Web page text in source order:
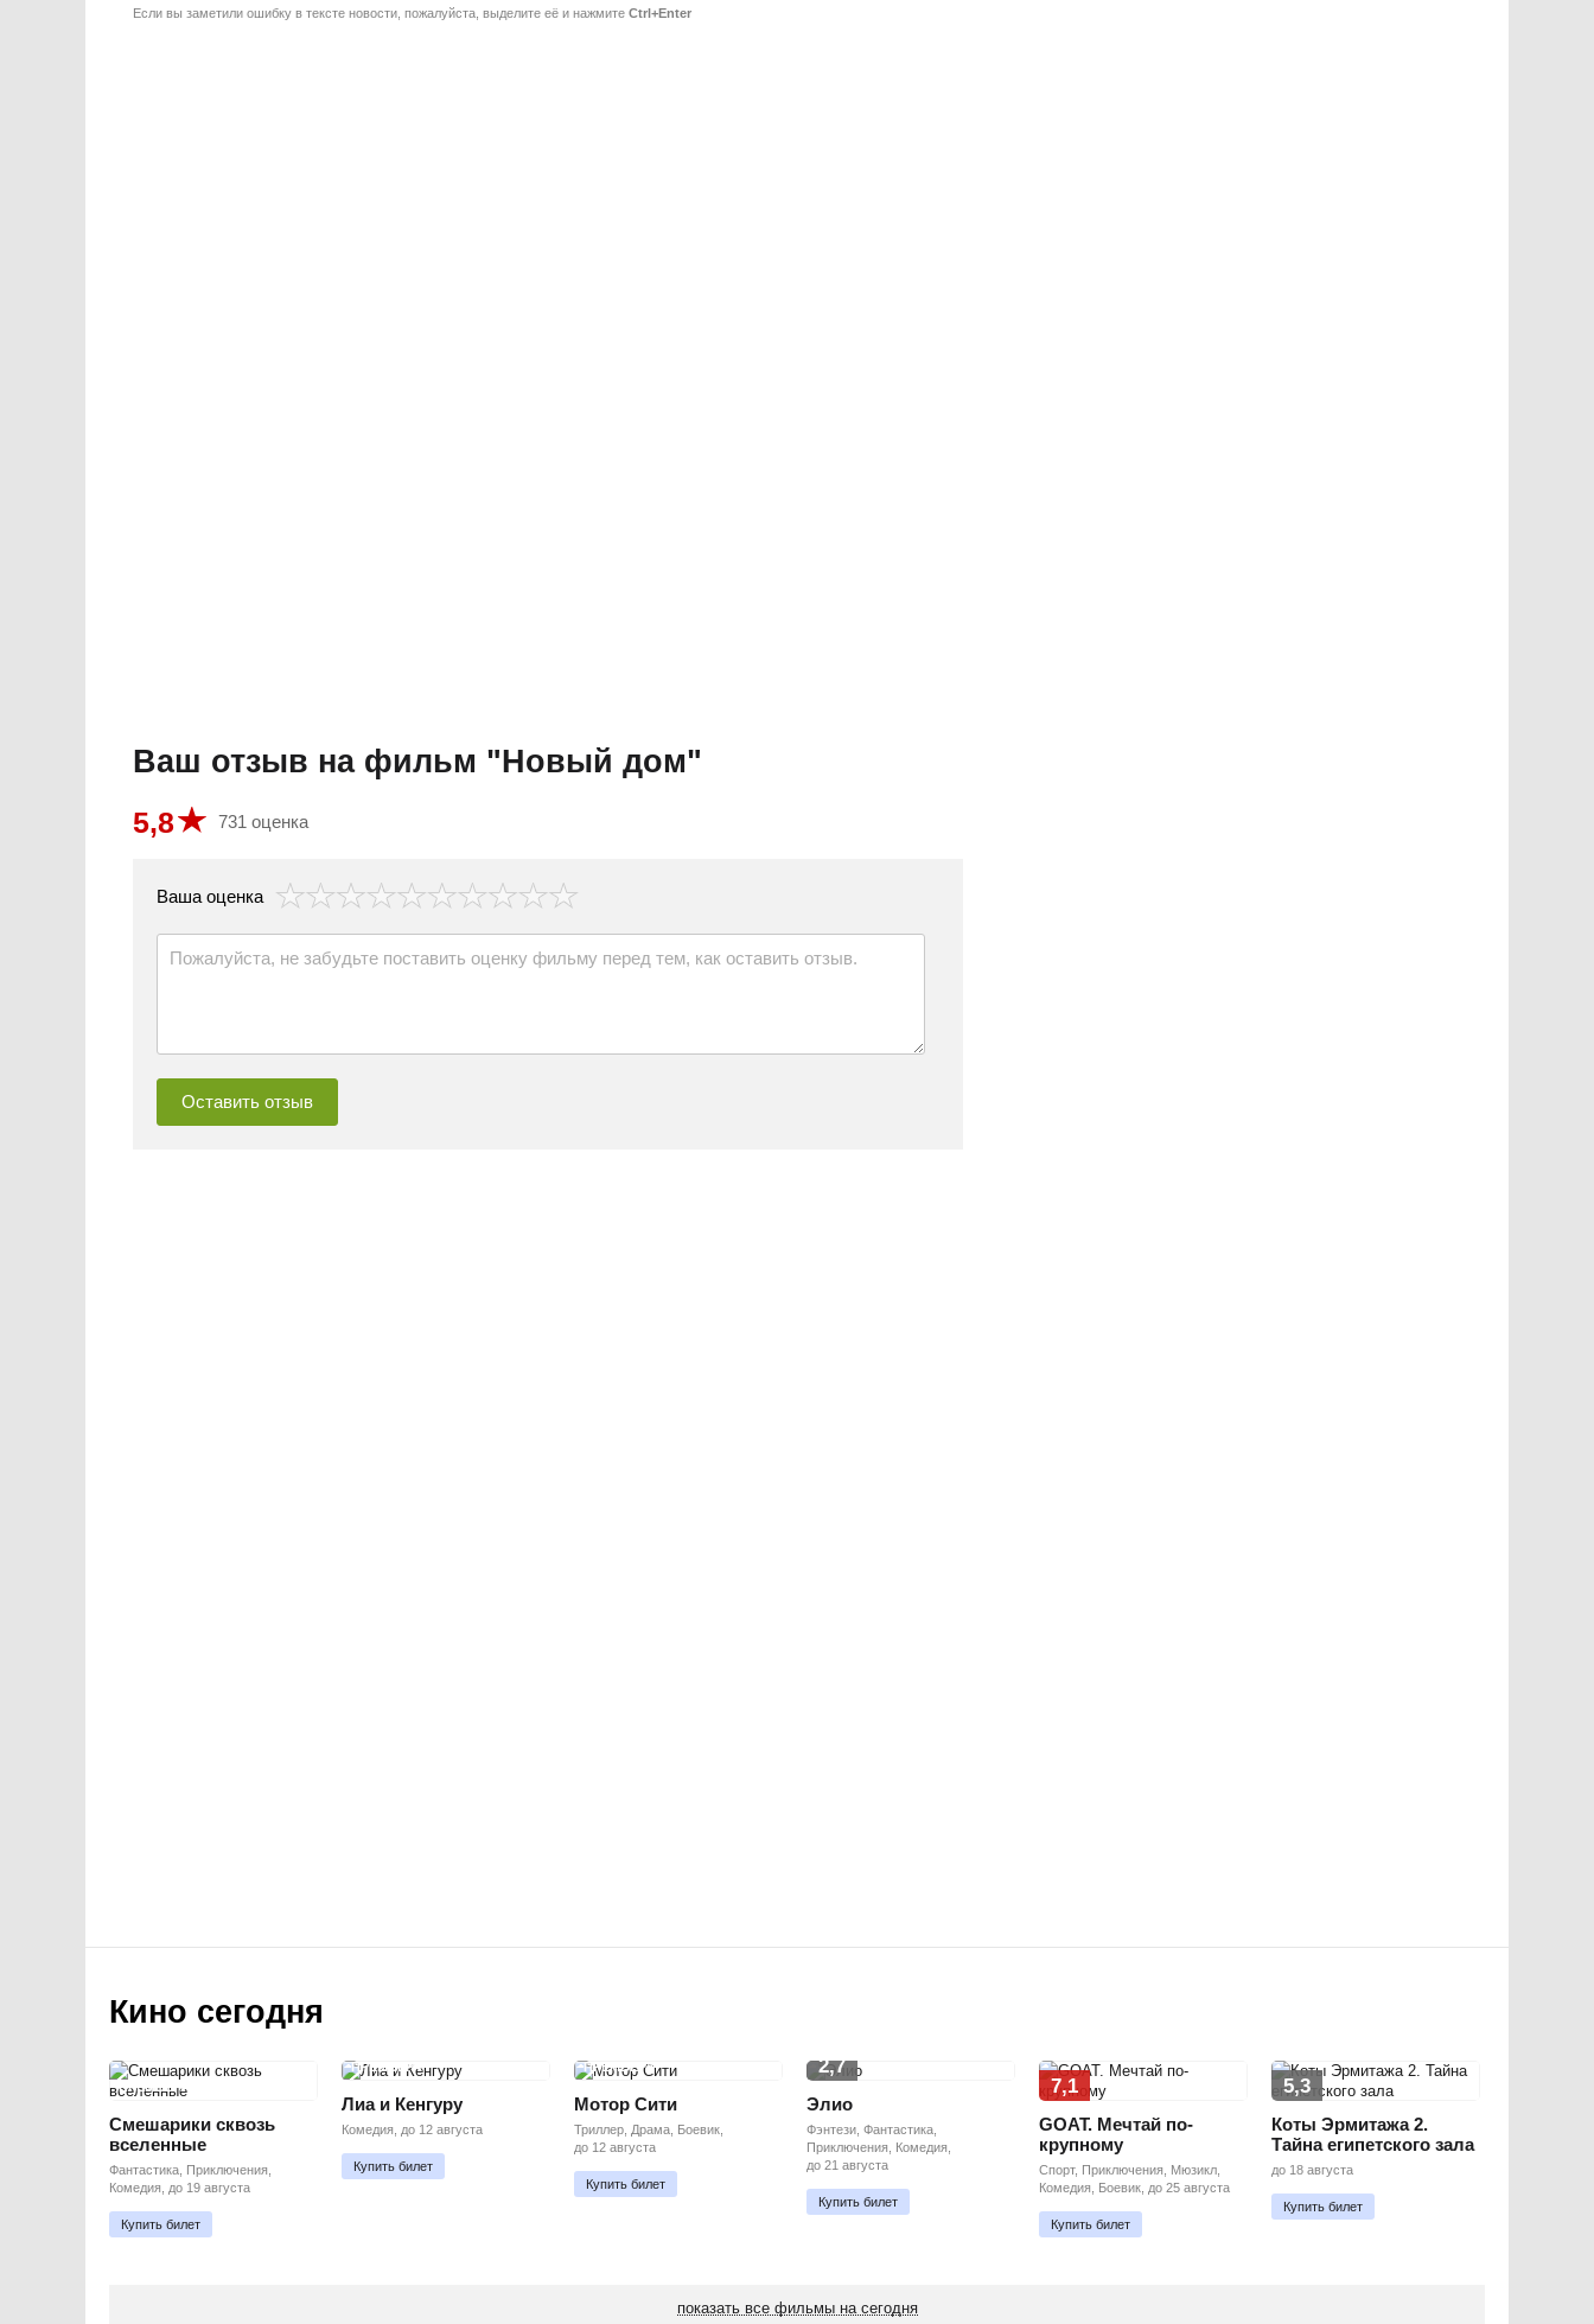
Если вы заметили ошибку в тексте новости, пожалуйста, выделите её и нажмите Ctrl+Enter
Ваш отзыв на фильм "Новый дом"
5,8 731 оценка
Ваша оценка
Кино сегодня
ПРЕМЬЕРА
Смешарики сквозь
вселенные
Фантастика, Приключения,
Комедия, до 19 августа
Купить билет
ПРЕМЬЕРА
Лиа и Кенгуру
Комедия, до 12 августа
Купить билет
ПРЕМЬЕРА
Мотор Сити
Триллер, Драма, Боевик,
до 12 августа
Купить билет
2,7
Элио
Фэнтези, Фантастика,
Приключения, Комедия,
до 21 августа
Купить билет
7,1
GOAT. Мечтай по-
крупному
Спорт, Приключения, Мюзикл,
Комедия, Боевик, до 25 августа
Купить билет
5,3
Коты Эрмитажа 2.
Тайна египетского зала
до 18 августа
Купить билет
показать все фильмы на сегодня